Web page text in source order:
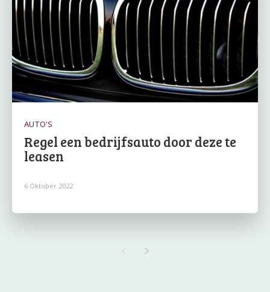
AUTO'S
Regel een bedrijfsauto door deze te
leasen
6 Oktober 2022